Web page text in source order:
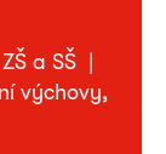
a SŠ |
výchovy,